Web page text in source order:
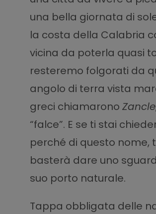
una bella giornata di
la costa della Calabria
vicina da poterla quasi
resteremo folgorati da
angolo di terra vista
greci chiamarono Zancle
“falce”. E se ti stai
perché di questo nome,
basterà dare uno
suo porto naturale.
Tappa obbligata delle